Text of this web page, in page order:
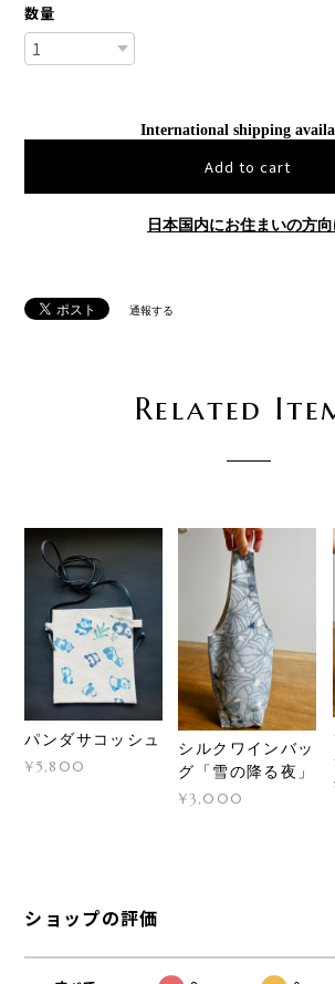
数量
International shipping
Add to cart
日本国内にお住まいの方
通報する
Related
パンダサコッシュ
¥5,800
シルクワインバッ
グ「雪の降る夜」
¥3,000
ショップの評価